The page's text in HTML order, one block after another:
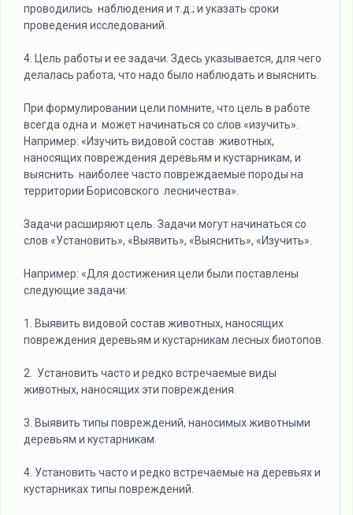
проводились наблюдения и т.д.; и указать сроки
проведения исследований.
4. Цель работы и ее задачи. Здесь указывается, для чего
делалась работа, что надо было наблюдать и выяснить.
При формулировании цели помните, что цель в работе
всегда одна и может начинаться со слов «изучить».
Например: «Изучить видовой состав животных,
наносящих повреждения деревьям и кустарникам, и
выяснить наиболее часто повреждаемые породы на
территории Борисовского лесничества».
Задачи расширяют цель. Задачи могут начинаться со
слов «Установить», «Выявить», «Выяснить», «Изучить».
Например: «Для достижения цели были поставлены
следующие задачи:
1. Выявить видовой состав животных, наносящих
повреждения деревьям и кустарникам лесных биотопов.
2. Установить часто и редко встречаемые виды
животных, наносящих эти повреждения.
3. Выявить типы повреждений, наносимых животными
деревьям и кустарникам.
4. Установить часто и редко встречаемые на деревьях и
кустарниках типы повреждений.